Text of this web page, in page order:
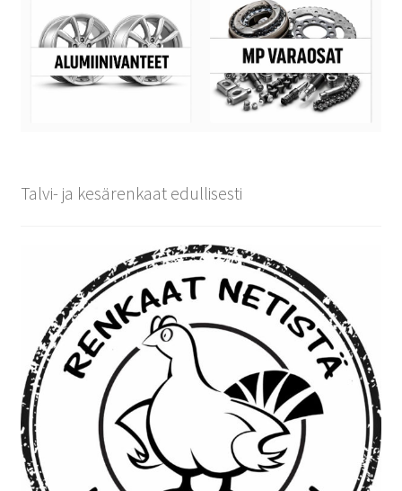
Talvi- ja kesärenkaat edullisesti